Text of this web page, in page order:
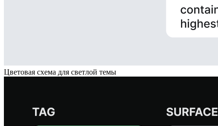
Цветовая схема для светлой темы